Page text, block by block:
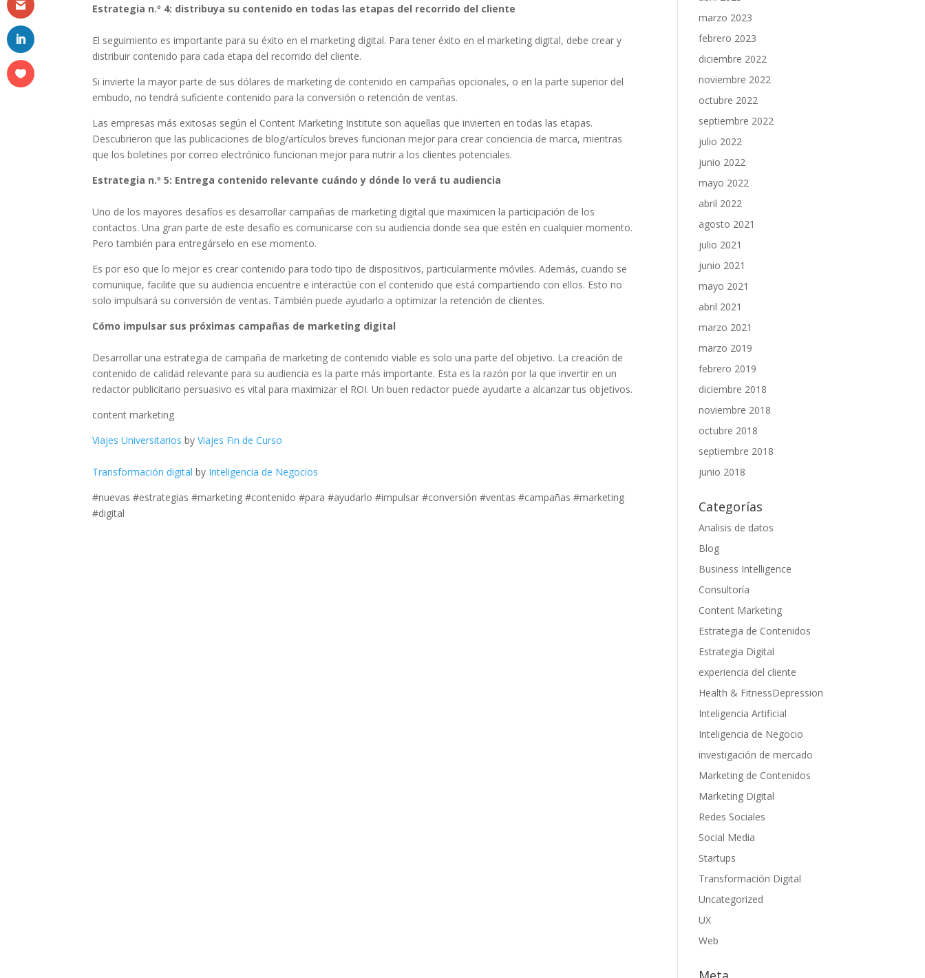
Estrategia n.º 4: distribuya su contenido en todas las etapas del recorrido del cliente
El seguimiento es importante para su éxito en el marketing digital. Para tener éxito en el marketing digital, debe crear y
distribuir contenido para cada etapa del recorrido del cliente.
Si invierte la mayor parte de sus dólares de marketing de contenido en campañas opcionales, o en la parte superior del
embudo, no tendrá suficiente contenido para la conversión o retención de ventas.
Las empresas más exitosas según el Content Marketing Institute son aquellas que invierten en todas las etapas.
Descubrieron que las publicaciones de blog/artículos breves funcionan mejor para crear conciencia de marca, mientras
que los boletines por correo electrónico funcionan mejor para nutrir a los clientes potenciales.
Estrategia n.º 5: Entrega contenido relevante cuándo y dónde lo verá tu audiencia
Uno de los mayores desafíos es desarrollar campañas de marketing digital que maximicen la participación de los
contactos. Una gran parte de este desafío es comunicarse con su audiencia donde sea que estén en cualquier momento.
Pero también para entregárselo en ese momento.
Es por eso que lo mejor es crear contenido para todo tipo de dispositivos, particularmente móviles. Además, cuando se
comunique, facilite que su audiencia encuentre e interactúe con el contenido que está compartiendo con ellos. Esto no
solo impulsará su conversión de ventas. También puede ayudarlo a optimizar la retención de clientes.
Cómo impulsar sus próximas campañas de marketing digital
Desarrollar una estrategia de campaña de marketing de contenido viable es solo una parte del objetivo. La creación de
contenido de calidad relevante para su audiencia es la parte más importante. Esta es la razón por la que invertir en un
redactor publicitario persuasivo es vital para maximizar el ROI. Un buen redactor puede ayudarte a alcanzar tus objetivos.
content marketing
Viajes Universitarios byViajes Fin de Curso
Transformación digital by Inteligencia de Negocios
#nuevas #estrategias #marketing #contenido #para #ayudarlo #impulsar #conversión #ventas #campañas #marketing
#digital
marzo 2023
febrero 2023
diciembre 2022
noviembre 2022
octubre 2022
septiembre 2022
julio 2022
junio 2022
mayo 2022
abril 2022
agosto 2021
julio 2021
junio 2021
mayo 2021
abril 2021
marzo 2021
marzo 2019
febrero 2019
diciembre 2018
noviembre 2018
octubre 2018
septiembre 2018
junio 2018
Categorías
Analisis de datos
Blog
Business Intelligence
Consultoría
Content Marketing
Estrategia de Contenidos
Estrategia Digital
experiencia del cliente
Health & FitnessDepression
Inteligencia Artificial
Inteligencia de Negocio
investigación de mercado
Marketing de Contenidos
Marketing Digital
Redes Sociales
Social Media
Startups
Transformación Digital
Uncategorized
UX
Web